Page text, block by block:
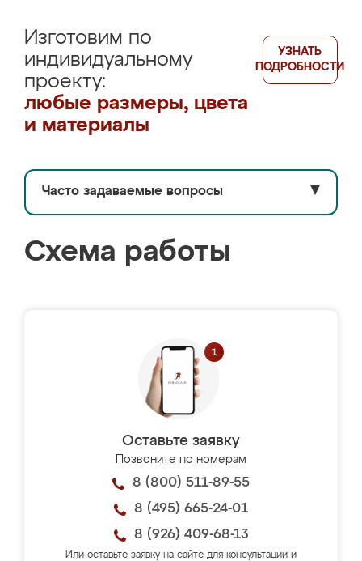
Изготовим по
индивидуальному
проекту:
любые размеры, цвета
и материалы
УЗНАТЬ
ПОДРОБНОСТИ
Часто задаваемые вопросы ▼
Схема работы
Оставьте заявку
Позвоните по номерам
8 (800) 511-89-55
8 (495) 665-24-01
8 (926) 409-68-13
Или оставьте заявку на сайте для консультации и